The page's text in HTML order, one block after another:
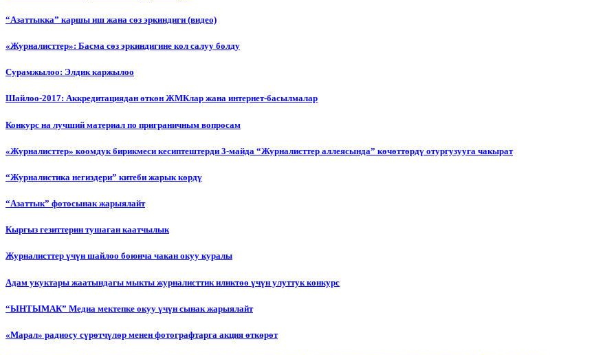
“Азаттыкка” каршы иш жана сөз эркиндиги (видео)
«Журналисттер»: Басма сөз эркиндигине кол салуу болду
Сурамжылоо: Элдик каржылоо
Шайлоо-2017: Аккредитациядан өткөн ЖМКлар жана интернет-басылмалар
Конкурс на лучший материал по приграничным вопросам
«Журналисттер» коомдук бирикмеси кесиптештерди 3-майда “Журналисттер аллеясында” көчөттөрдү отургузууга чакырат
“Журналистика негиздери” китеби жарык көрдү
“Азаттык” фотосынак жарыялайт
Кыргыз гезиттерин тушаган каатчылык
Журналисттер үчүн шайлоо боюнча чакан окуу куралы
Адам укуктары жаатындагы мыкты журналисттик иликтөө үчүн улуттук конкурс
“ЫНТЫМАК” Медиа мектепке окуу үчүн сынак жарыялайт
«Марал» радиосу сүрөтчүлөр менен фотографтарга акция өткөрөт